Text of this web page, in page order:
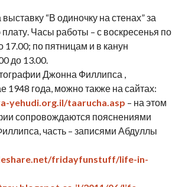
“В одиночку на стенах” за
Часы работы – с воскресенья по
17.00; по пятницам и в канун
до 13.00.
Джонна Филлипса ,
1948 года, можно также на сайтах:
yehudi.org.il/taarucha.asp – на этом
сопровождаются пояснениями
часть – записями Абдуллы
fridayfunstuff/life-in-